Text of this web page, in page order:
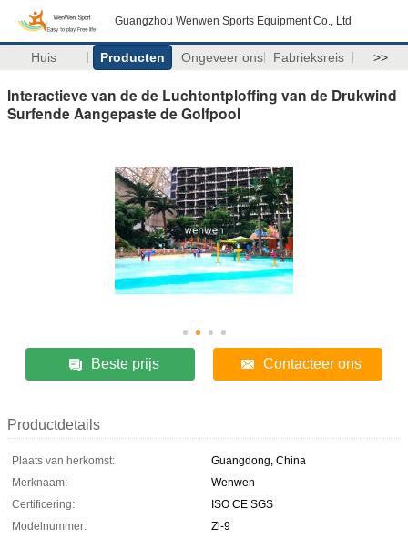
Guangzhou Wenwen Sports Equipment Co., Ltd
Huis Producten Ongeveer ons Fabrieksreis >>
Interactieve van de de Luchtontploffing van de Drukwind
Surfende Aangepaste de Golfpool
Beste prijs Contacteer ons
Productdetails
Plaats van herkomst:
Guangdong, China
Merknaam:
Wenwen
Certificering:
ISO CE SGS
Modelnummer:
Zl-9